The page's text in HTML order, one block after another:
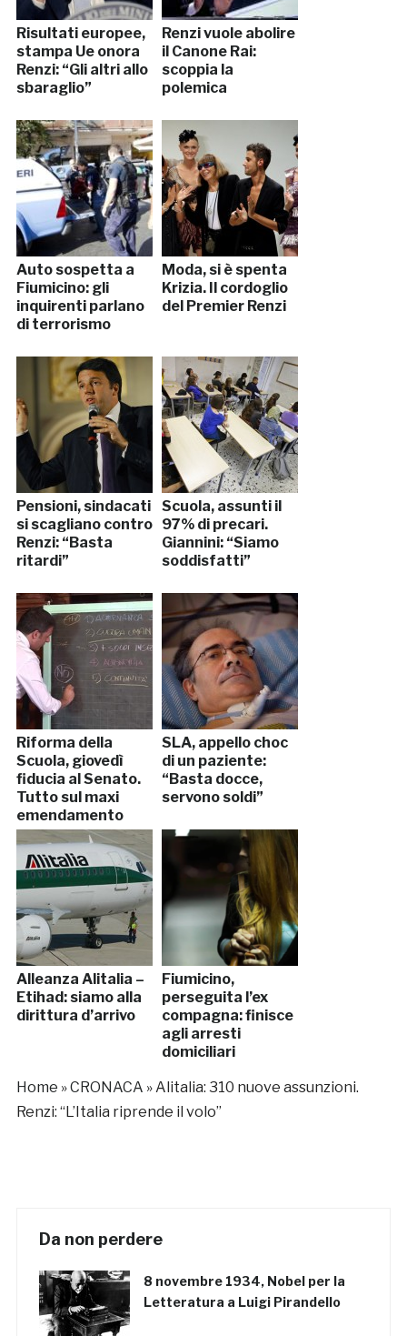
Risultati europee,
stampa Ue onora
Renzi: “Gli altri allo
sbaraglio”
Renzi vuole abolire
il Canone Rai:
scoppia la
polemica
Auto sospetta a
Fiumicino: gli
inquirenti parlano
di terrorismo
Moda, si è spenta
Krizia. Il cordoglio
del Premier Renzi
Pensioni, sindacati
si scagliano contro
Renzi: “Basta
ritardi”
Scuola, assunti il
97% di precari.
Giannini: “Siamo
soddisfatti”
Riforma della
Scuola, giovedì
fiducia al Senato.
Tutto sul maxi
emendamento
SLA, appello choc
di un paziente:
“Basta docce,
servono soldi”
Alleanza Alitalia –
Etihad: siamo alla
dirittura d’arrivo
Fiumicino,
perseguita l’ex
compagna: finisce
agli arresti
domiciliari
Home »CRONACA »Alitalia: 310 nuove assunzioni.
Renzi: “L’Italia riprende il volo”
Da non perdere
8 novembre 1934, Nobel per la
Letteratura a Luigi Pirandello